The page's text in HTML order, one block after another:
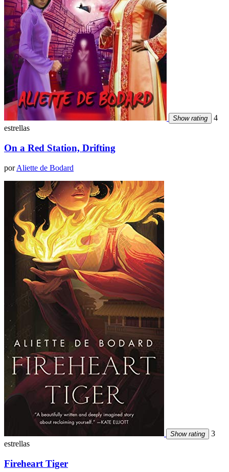
Show rating
4
estrellas
On a Red Station, Drifting
porAliette de Bodard
Show rating
3
estrellas
Fireheart Tiger